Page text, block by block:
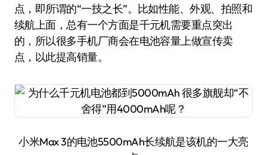
点，即所谓的“一技之长”。比如性能、外观、拍照和
续航上面，总有一个方面是千元机需要重点突出
的，所以很多手机厂商会在电池容量上做宣传卖
点，以此提高销量。
小米Max 3的电池5500mAh长续航是该机的一大亮